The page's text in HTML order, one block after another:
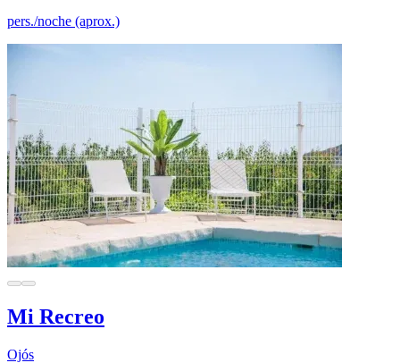
pers./noche (aprox.)
Mi Recreo
Ojós